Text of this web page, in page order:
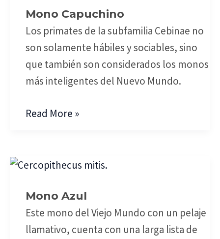
Mono Capuchino
Los primates de la subfamilia Cebinae no
son solamente hábiles y sociables, sino
que también son considerados los monos
más inteligentes del Nuevo Mundo.
Read More »
Mono Azul
Este mono del Viejo Mundo con un pelaje
llamativo, cuenta con una larga lista de
Mono